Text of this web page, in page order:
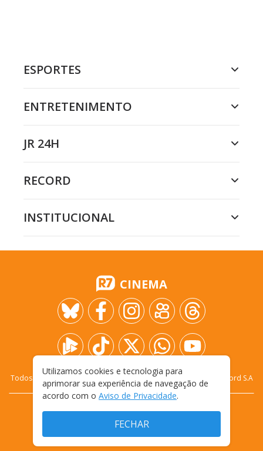
ESPORTES
ENTRETENIMENTO
JR 24H
RECORD
INSTITUCIONAL
CINEMA
Todos os direitos reservados - 2009- 2026 - Rádio e Televisão Record S.A
CARREIRA FALE CONOSCO
PRIVACIDADE
TERMOS E CONDIÇÕES DE USO
Utilizamos cookies e tecnologia para
aprimorar sua experiência de navegação de
acordo com o Aviso de Privacidade.
FECHAR